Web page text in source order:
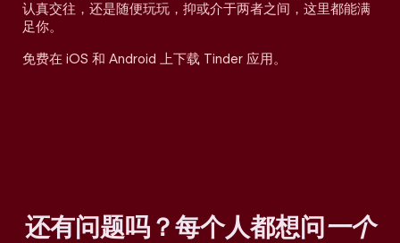
认真交往，还是随便玩玩，抑或介于两者之间，这里都能满
足你。
免费在 iOS 和 Android 上下载 Tinder 应用。
还有问题吗？每个人都想问一个